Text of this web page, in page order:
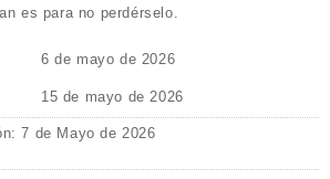
es para no perdérselo.
6 de mayo de 2026
15 de mayo de 2026
7 de Mayo de 2026